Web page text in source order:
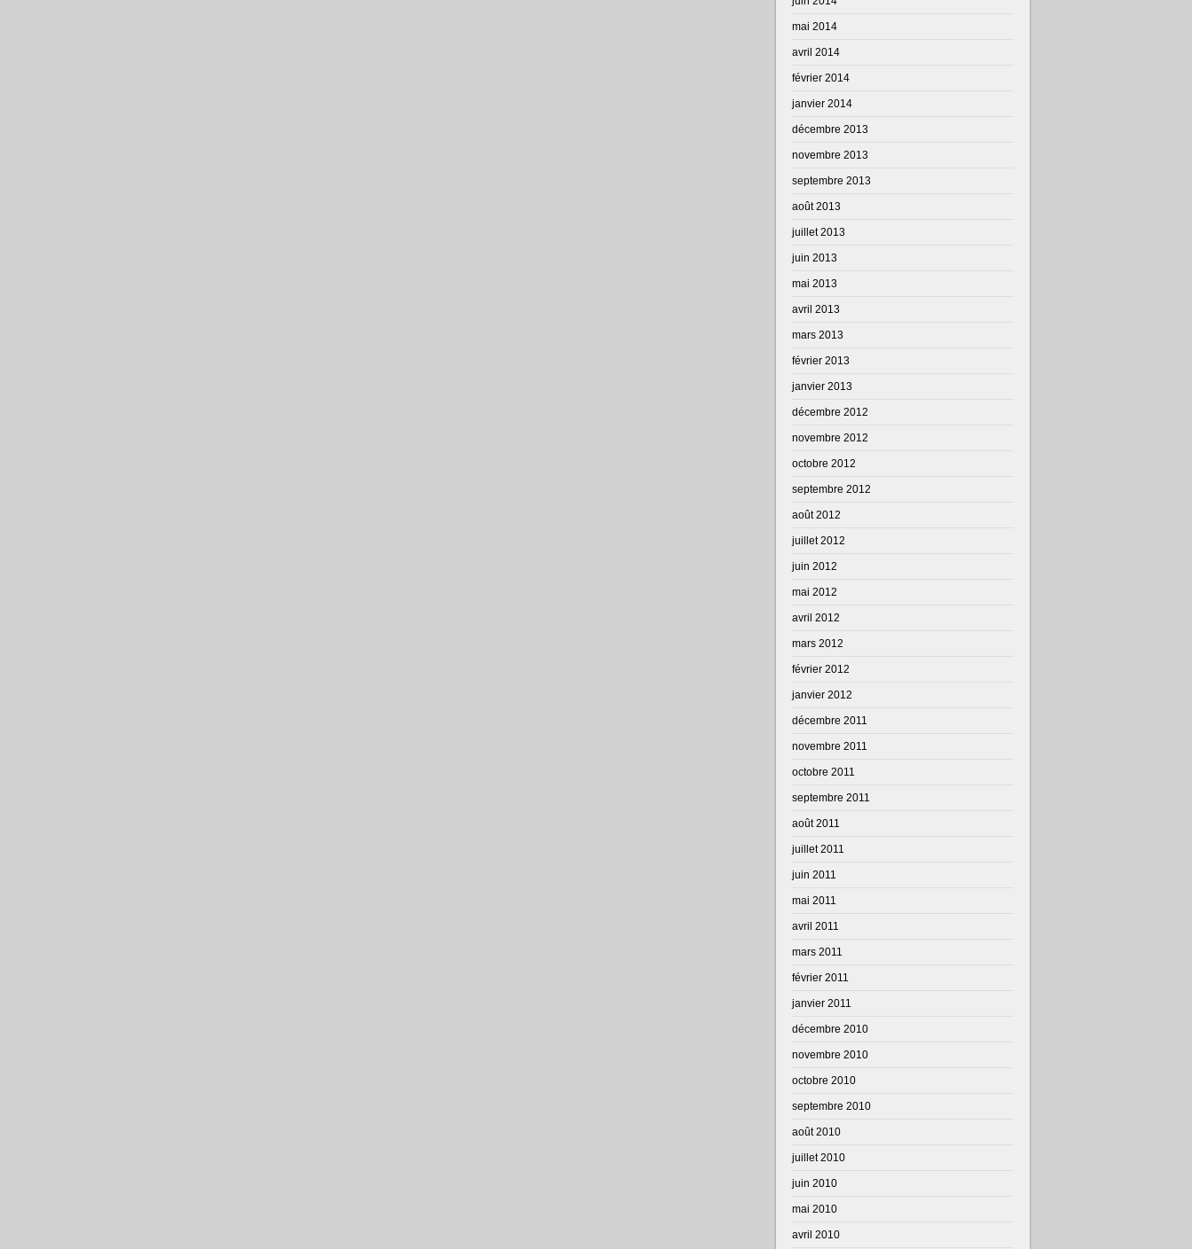
mai 2014
avril 2014
février 2014
janvier 2014
décembre 2013
novembre 2013
septembre 2013
août 2013
juillet 2013
juin 2013
mai 2013
avril 2013
mars 2013
février 2013
janvier 2013
décembre 2012
novembre 2012
octobre 2012
septembre 2012
août 2012
juillet 2012
juin 2012
mai 2012
avril 2012
mars 2012
février 2012
janvier 2012
décembre 2011
novembre 2011
octobre 2011
septembre 2011
août 2011
juillet 2011
juin 2011
mai 2011
avril 2011
mars 2011
février 2011
janvier 2011
décembre 2010
novembre 2010
octobre 2010
septembre 2010
août 2010
juillet 2010
juin 2010
mai 2010
avril 2010